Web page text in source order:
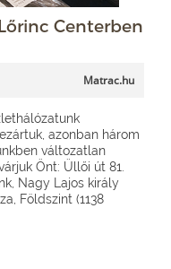
Centerben
Matrac.hu
azonban három
változatlan
Önt: Üllői út 81.
Nagy Lajos király
Földszint (1138